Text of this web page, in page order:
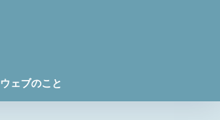
ウェブのこと